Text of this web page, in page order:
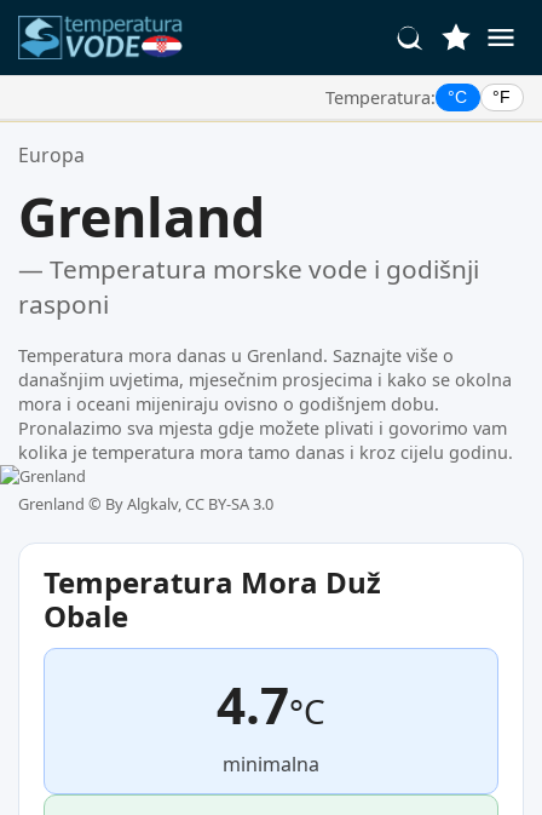
Temperatura: °C °F
Vaše Omiljene Lokacije:
Europa
Grenland
— Temperatura morske vode i godišnji
rasponi
Temperatura mora danas u Grenland. Saznajte više o
današnjim uvjetima, mjesečnim prosjecima i kako se okolna
mora i oceani mijeniraju ovisno o godišnjem dobu.
Pronalazimo sva mjesta gdje možete plivati i govorimo vam
kolika je temperatura mora tamo danas i kroz cijelu godinu.
Grenland © By Algkalv, CC BY-SA 3.0
Temperatura Mora Duž
Obale
4.7°C
minimalna